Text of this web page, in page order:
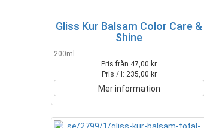
Gliss Kur Balsam Color Care &
Shine
200ml
Pris från 47,00 kr
Pris / l: 235,00 kr
Mer information